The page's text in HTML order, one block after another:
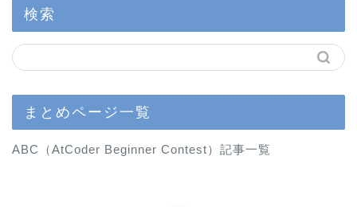
検索
まとめページ一覧
ABC（AtCoder Beginner Contest）記事一覧